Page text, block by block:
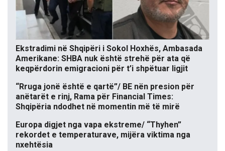
Ekstradimi në Shqipëri i Sokol Hoxhës, Ambasada
Amerikane: SHBA nuk është strehë për ata që
keqpërdorin emigracioni për t’i shpëtuar ligjit
“Rruga jonë është e qartë”/ BE nën presion për
anëtarët e rinj, Rama për Financial Times:
Shqipëria ndodhet në momentin më të mirë
Europa digjet nga vapa ekstreme/ “Thyhen”
rekordet e temperaturave, mijëra viktima nga
nxehtësia